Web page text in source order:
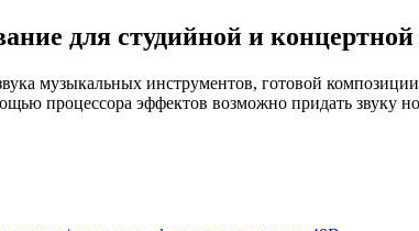
для студийной и концертной
музыкальных инструментов, готовой
процессора эффектов возможно придать звуку